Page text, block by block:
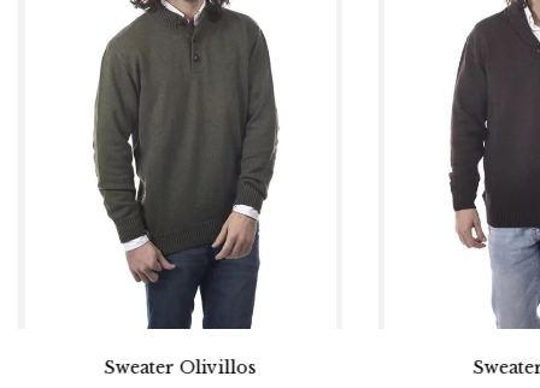
Sweater Olivillos